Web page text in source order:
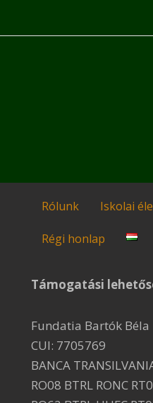
Rólunk Iskolai
Régi honlap
Támogatási
Fundatia Bartók Béla
CUI: 7705769
BANCA
RO08 BTRL RONC